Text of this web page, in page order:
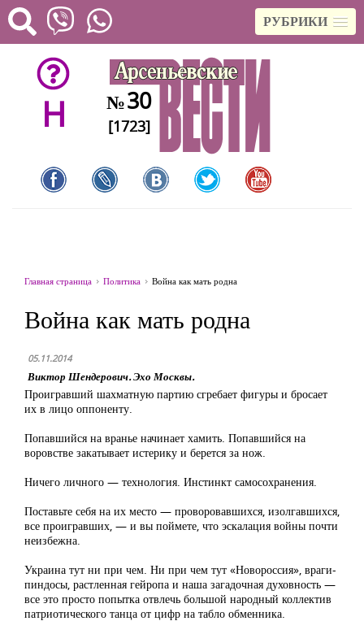
РУБРИКИ
H №30
[1723]
Главная страница Политика Война как мать родна
Война как мать родна
05.11.2014
Виктор Шендерович. Эхо Москвы.
Проигравший шахматную партию сгребает фигуры и бросает
их в лицо оппоненту.
Попавшийся на вранье начинает хамить. Попавшийся на
воровстве закатывает истерику и берется за нож.
Ничего личного — технология. Инстинкт самосохранения.
Поставьте себя на их место — проворовавшихся, изолгавшихся,
все проигравших, — и вы поймете, что эскалация войны почти
неизбежна.
Украина тут ни при чем. Ни при чем тут «Новороссия», враги-
пиндосы, растленная гейропа и наша загадочная духовность —
все это просто попытка отвлечь большой народный коллектив
патриотического танца от цифр на табло обменника.